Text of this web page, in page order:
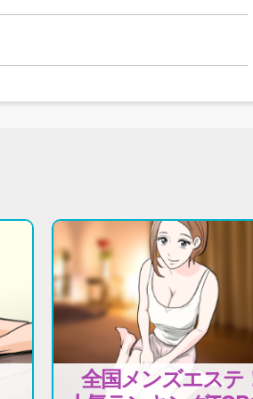
全国メンズエステ